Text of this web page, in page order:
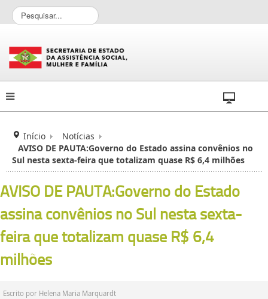
P
e
q
u
i
s
a
Início
Notícias
AVISO DE PAUTA:Governo do Estado assina convênios no
Sul nesta sexta-feira que totalizam quase R$ 6,4 milhões
AVISO DE PAUTA:Governo do Estado
assina convênios no Sul nesta sexta-
feira que totalizam quase R$ 6,4
milhões
Escrito por Helena Maria Marquardt